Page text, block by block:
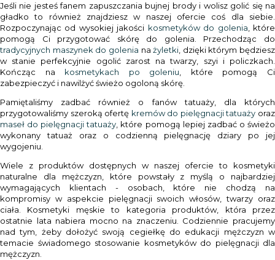
Jeśli nie jesteś fanem zapuszczania bujnej brody i wolisz golić się na
gładko to również znajdziesz w naszej ofercie coś dla siebie.
Rozpoczynając od wysokiej jakości kosmetyków do golenia , które
pomogą Ci przygotować skórę do golenia. Przechodząc do
tradycyjnych maszynek do golenia nażyletki , dzięki którym będziesz
w stanie perfekcyjnie ogolić zarost na twarzy, szyi i policzkach.
Kończąc na kosmetykach po goleniu , które pomogą Ci
zabezpieczyć i nawilżyć świeżo ogoloną skórę.
Pamiętaliśmy zadbać również o fanów tatuaży, dla których
przygotowaliśmy szeroką ofertę kremów do pielęgnacji tatuaży oraz
maseł do pielęgnacji tatuaży , które pomogą lepiej zadbać o świeżo
wykonany tatuaż oraz o codzienną pielęgnację dziary po jej
wygojeniu.
Wiele z produktów dostępnych w naszej ofercie to kosmetyki
naturalne dla mężczyzn, które powstały z myślą o najbardziej
wymagających klientach - osobach, które nie chodzą na
kompromisy w aspekcie pielęgnacji swoich włosów, twarzy oraz
ciała. Kosmetyki męskie to kategoria produktów, która przez
ostatnie lata nabiera mocno na znaczeniu. Codziennie pracujemy
nad tym, żeby dołożyć swoją cegiełkę do edukacji mężczyzn w
temacie świadomego stosowanie kosmetyków do pielęgnacji dla
mężczyzn.